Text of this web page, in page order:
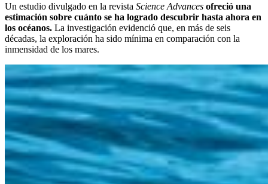
Un estudio divulgado en la revista Science Advances ofreció una
estimación sobre cuánto se ha logrado descubrir hasta ahora en
los océanos. La investigación evidenció que, en más de seis
décadas, la exploración ha sido mínima en comparación con la
inmensidad de los mares.